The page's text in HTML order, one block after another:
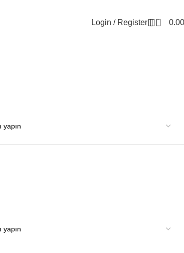
Login / Register 0 0.00